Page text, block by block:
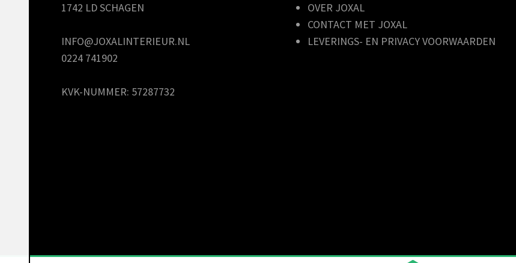
1742 LD SCHAGEN
INFO@JOXALINTERIEUR.NL
0224 741902
KVK-NUMMER: 57287732
OVER JOXAL
CONTACT MET JOXAL
LEVERINGS- EN PRIVACY VOORWAARDEN